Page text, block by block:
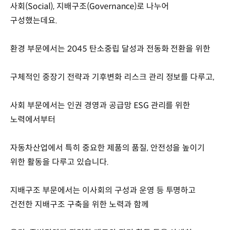
사회(Social), 지배구조(Governance)로 나누어
구성했는데요.
환경 부문에서는 2045 탄소중립 달성과 전동화 전환을 위한
구체적인 중장기 전략과 기후변화 리스크 관리 정보를 다루고,
사회 부문에서는 인권 경영과 공급망 ESG 관리를 위한
노력에서부터
자동차산업에서 특히 중요한 제품의 품질, 안전성을 높이기
위한 활동을 다루고 있습니다.
지배구조 부문에서는 이사회의 구성과 운영 등 투명하고
건전한 지배구조 구축을 위한 노력과 함께